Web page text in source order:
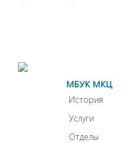
МБУК МКЦ
История
Услуги
Отделы